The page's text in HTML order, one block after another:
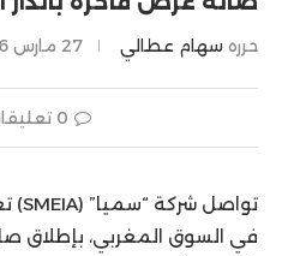
حرره سهام عطالي 27 مارس 2026
0 تعليقات
في السوق المغربي، بإطلاق